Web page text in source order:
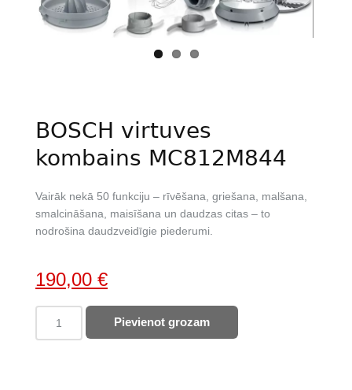
BOSCH virtuves
kombains MC812M844
Vairāk nekā 50 funkciju – rīvēšana, griešana, malšana,
smalcināšana, maisīšana un daudzas citas – to
nodrošina daudzveidīgie piederumi.
Original
price
was:
190,00 €Current
price
is:
virtuves
Pievienot grozam